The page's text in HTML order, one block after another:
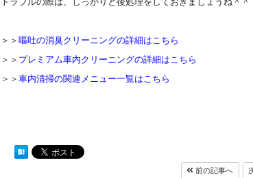
＞＞ 嘔吐の消臭クリーニングの詳細はこちら
＞＞ プレミアム車内クリーニングの詳細はこちら
＞＞ 車内清掃の関連メニュー一覧はこちら
前の記事へ